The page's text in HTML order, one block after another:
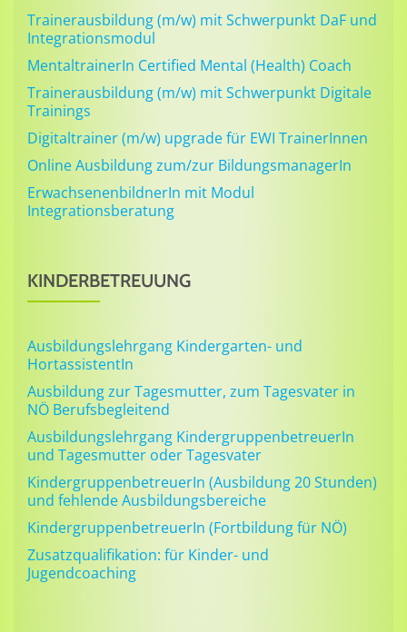
Trainerausbildung (m/w) mit Schwerpunkt DaF und
Integrationsmodul
MentaltrainerIn Certified Mental (Health) Coach
Trainerausbildung (m/w) mit Schwerpunkt Digitale
Trainings
Digitaltrainer (m/w) upgrade für EWI TrainerInnen
Online Ausbildung zum/zur BildungsmanagerIn
ErwachsenenbildnerIn mit Modul
Integrationsberatung
KINDERBETREUUNG
Ausbildungslehrgang Kindergarten- und
HortassistentIn
Ausbildung zur Tagesmutter, zum Tagesvater in
NÖ Berufsbegleitend
Ausbildungslehrgang KindergruppenbetreuerIn
und Tagesmutter oder Tagesvater
KindergruppenbetreuerIn (Ausbildung 20 Stunden)
und fehlende Ausbildungsbereiche
KindergruppenbetreuerIn (Fortbildung für NÖ)
Zusatzqualifikation: für Kinder- und
Jugendcoaching